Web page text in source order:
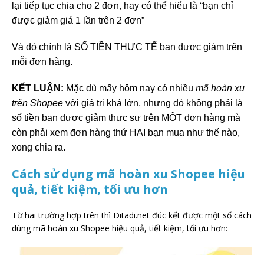
lại tiếp tục chia cho 2 đơn, hay có thể hiểu là “bạn chỉ
được giảm giá 1 lần trên 2 đơn”
Và đó chính là SỐ TIỀN THỰC TẾ bạn được giảm trên
mỗi đơn hàng.
KẾT LUẬN: Mặc dù mấy hôm nay có nhiều mã hoàn xu
trên Shopee với giá trị khá lớn, nhưng đó không phải là
số tiền bạn được giảm thực sự trên MỘT đơn hàng mà
còn phải xem đơn hàng thứ HAI bạn mua như thế nào,
xong chia ra.
Cách sử dụng mã hoàn xu Shopee hiệu
quả, tiết kiệm, tối ưu hơn
Từ hai trường hợp trên thì Ditadi.net đúc kết được một số cách
dùng mã hoàn xu Shopee hiệu quả, tiết kiệm, tối ưu hơn: